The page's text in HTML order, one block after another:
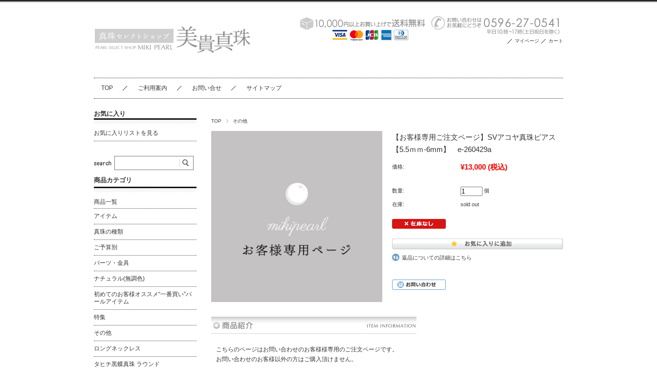
マイページ カート
TOP ご利用案内 お問い合せ サイトマップ
TOP その他
【お客様専用ご注文ページ】SVアコヤ真珠ピアス
【5.5ｍｍ-6mm】 e-260429a
価格: ¥13,000 (税込)
数量: 個
在庫: sold out
返品についての詳細はこちら
こちらのページはお問い合わせのお客様様専用のご注文ページです。
お問い合わせのお客様以外の方はご購入頂けません。
お気に入り
お気に入りリストを見る
商品カテゴリ
商品一覧
アイテム
真珠の種類
ご予算別
パーツ・金具
ナチュラル(無調色)
初めてのお客様オススメ“一番買い”パ
ールアイテム
特集
その他
ロングネックレス
タヒチ黒蝶真珠 ラウンド